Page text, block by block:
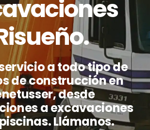
a todo tipo de
de construcción en
, desde
a excavaciones
Llámanos.